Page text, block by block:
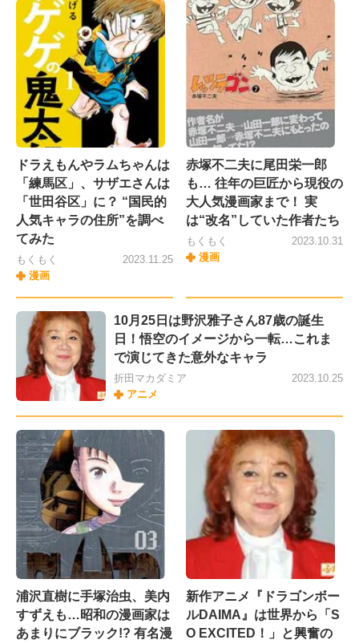
ドラえもんやラムちゃんは
「練馬区」、サザエさんは
「世田谷区」に？ “国民的
人気キャラの住所”を調べ
てみた
もくもく
漫画
2023.11.25
赤塚不二夫に尾田栄一郎
も… 往年の巨匠から現役の
大人気漫画家まで！ 実
は“改名”していた作者たち
もくもく
漫画
2023.10.31
10月25日は野沢雅子さん87歳の誕生
日！悟空のイメージから一転…これま
で演じてきた意外なキャラ
折田マカダミア
アニメ
2023.10.25
浦沢直樹に手塚治虫、美内
すずえも…昭和の漫画家は
あまりにブラック!? 有名漫
新作アニメ『ドラゴンボー
ルDAIMA』は世界から「S
O EXCITED！」と興奮の